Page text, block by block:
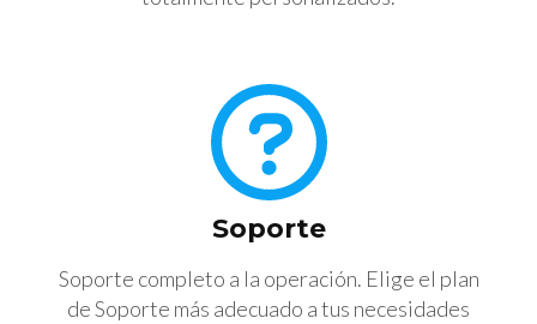
Soporte
Soporte completo a la operación. Elige el plan
de Soporte más adecuado a tus necesidades